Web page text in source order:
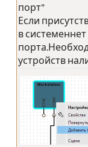
порт"
Если
в
устройств